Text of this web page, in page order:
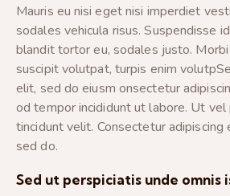
Mauris eu nisi eget nisi imperdiet
sodales vehicula risus. Suspendisse
blandit tortor eu, sodales justo.
suscipit volutpat, turpis enim
elit, sed do eiusm onsectetur
od tempor incididunt ut labore. Ut vel
tincidunt velit. Consectetur adipiscing
sed do.
Sed ut perspiciatis unde omnis